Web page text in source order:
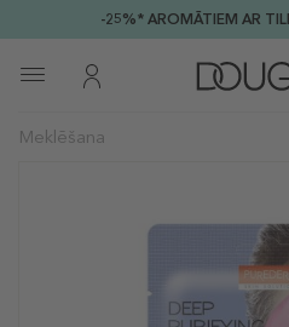
-25%* AROMĀTIEM AR